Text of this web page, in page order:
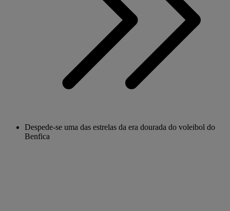
Despede-se uma das estrelas da era dourada do voleibol do
Benfica